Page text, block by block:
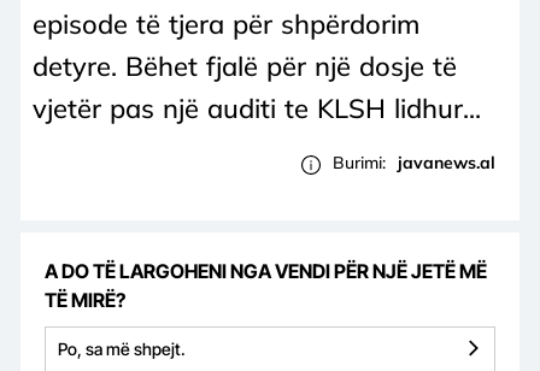
episode të tjera për shpërdorim
detyre. Bëhet fjalë për një dosje të
vjetër pas një auditi te KLSH lidhur...
Burimi: javanews.al
A DO TË LARGOHENI NGA VENDI PËR NJË JETË MË
TË MIRË?
Po, sa më shpejt.